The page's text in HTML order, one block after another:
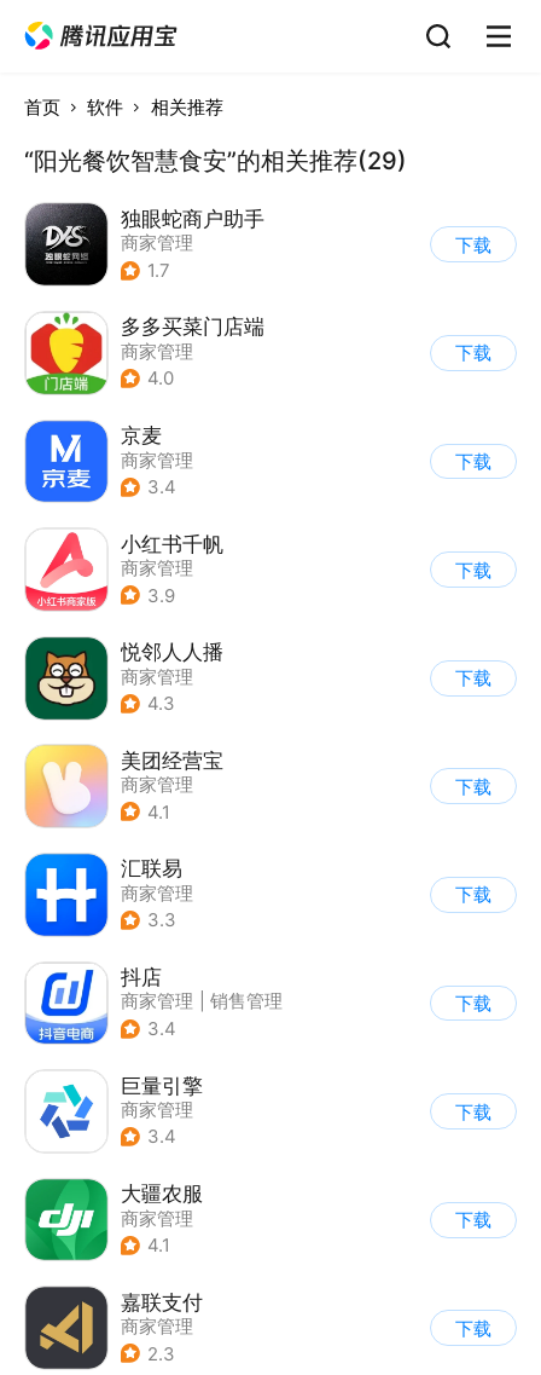
首页 软件 相关推荐
“阳光餐饮智慧食安”的相关推荐(29)
独眼蛇商户助手
商家管理
1.7
下载
多多买菜门店端
商家管理
4.0
下载
京麦
商家管理
3.4
下载
小红书千帆
商家管理
3.9
下载
悦邻人人播
商家管理
4.3
下载
美团经营宝
商家管理
4.1
下载
汇联易
商家管理
3.3
下载
抖店
商家管理
销售管理
3.4
下载
巨量引擎
商家管理
3.4
下载
大疆农服
商家管理
4.1
下载
嘉联支付
商家管理
2.3
下载